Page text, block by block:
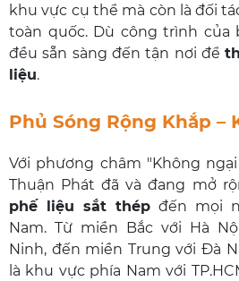
khu vực cụ thể mà còn là đối
toàn quốc. Dù công trình của
đều sẵn sàng đến tận nơi để
liệu.
Phủ Sóng Rộng Khắp –
Với phương châm "Không
Thuận Phát đã và đang mở
phế liệu sắt thép đến mọi
Nam. Từ miền Bắc với Hà
Ninh, đến miền Trung với Đà
là khu vực phía Nam với